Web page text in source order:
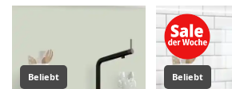
Beliebt Beliebt